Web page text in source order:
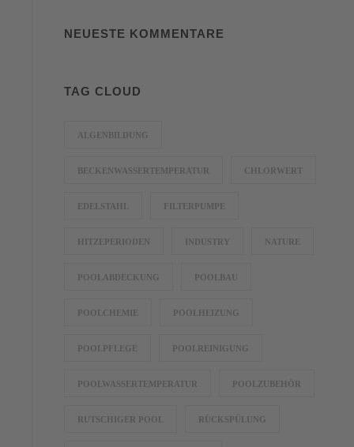
NEUESTE KOMMENTARE
TAG CLOUD
ALGENBILDUNG
BECKENWASSERTEMPERATUR CHLORWERT
EDELSTAHL FILTERPUMPE
HITZEPERIODEN INDUSTRY NATURE
POOLABDECKUNG POOLBAU
POOLCHEMIE POOLHEIZUNG
POOLPFLEGE POOLREINIGUNG
POOLWASSERTEMPERATUR POOLZUBEHÖR
RUTSCHIGER POOL RÜCKSPÜLUNG